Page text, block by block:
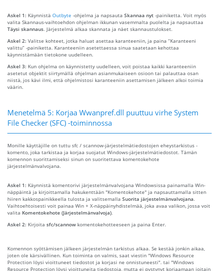
Askel 1: Käynnistä Outbyte -ohjelma ja napsauta Skannaa nyt -painiketta. Voit myös
valita Skannaus-vaihtoehdon ohjelman ikkunan vasemmalta puolelta ja napsauttaa
Täysi skannaus. Järjestelmä alkaa skannata ja näet skannaustulokset.
Askel 2: Valitse kohteet, jotka haluat asettaa karanteeniin, ja paina “Karanteeni
valittu” -painiketta. Karanteeniin asetettaessa sinua saatetaan kehottaa
käynnistämään tietokone uudelleen.
Askel 3: Kun ohjelma on käynnistetty uudelleen, voit poistaa kaikki karanteeniin
asetetut objektit siirtymällä ohjelman asianmukaiseen osioon tai palauttaa osan
niistä, jos kävi ilmi, että ohjelmistosi karanteeniin asettamisen jälkeen alkoi toimia
väärin.
Menetelmä 5: Korjaa Wwanpref.dll puuttuu virhe System
File Checker (SFC) -toiminnossa
Monille käyttäjille on tuttu sfc / scannow-järjestelmätiedostojen eheystarkistus -
komento, joka tarkistaa ja korjaa suojatut Windows-järjestelmätiedostot. Tämän
komennon suorittamiseksi sinun on suoritettava komentokehote
järjestelmänvalvojana.
Askel 1: Käynnistä komentorivi järjestelmänvalvojana Windowsissa painamalla Win-
näppäintä ja kirjoittamalla hakukenttään "Komentokehote" ja napsauttamalla sitten
hiiren kakkospainikkeella tulosta ja valitsemalla Suorita järjestelmänvalvojana.
Vaihtoehtoisesti voit painaa Win + X-näppäinyhdistelmää, joka avaa valikon, jossa voit
valita Komentokehote (Järjestelmänvalvoja).
Askel 2: Kirjoita sfc/scannow komentokehotteeseen ja paina Enter.
Komennon syöttämisen jälkeen järjestelmän tarkistus alkaa. Se kestää jonkin aikaa,
joten ole kärsivällinen. Kun toiminta on valmis, saat viestin "Windows Resource
Protection löysi vioittuneet tiedostot ja korjasi ne onnistuneesti". tai "Windows
Resource Protection löysi vioittuneita tiedostoja, mutta ei pystynyt korjaamaan joitain